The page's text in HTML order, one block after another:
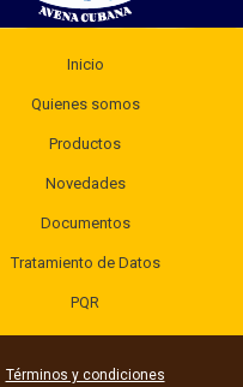
Inicio
Quienes somos
Productos
Novedades
Documentos
Tratamiento de Datos
PQR
Términos y condiciones